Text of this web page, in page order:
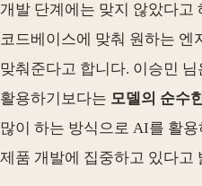
개발 단계에는 맞지 않았다고
코드베이스에 맞춰 원하는 엔
맞춰준다고 합니다. 이승민
활용하기보다는 모델의 순수
많이 하는 방식으로 AI를 활
제품 개발에 집중하고 있다고